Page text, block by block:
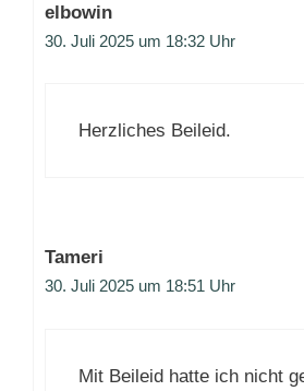
elbowin
30. Juli 2025 um 18:32 Uhr
Herzliches Beileid.
Tameri
30. Juli 2025 um 18:51 Uhr
Mit Beileid hatte ich nicht